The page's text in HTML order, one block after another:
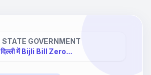
STATE GOVERNMENT
दिल्ली में Bijli Bill Zero...